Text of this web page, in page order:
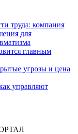
труда: компания
для
главным
угрозы и цена
управляют